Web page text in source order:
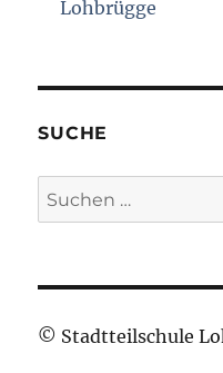
Lohbrügge
SUCHE
Suchen
nach:
© Stadtteilschule